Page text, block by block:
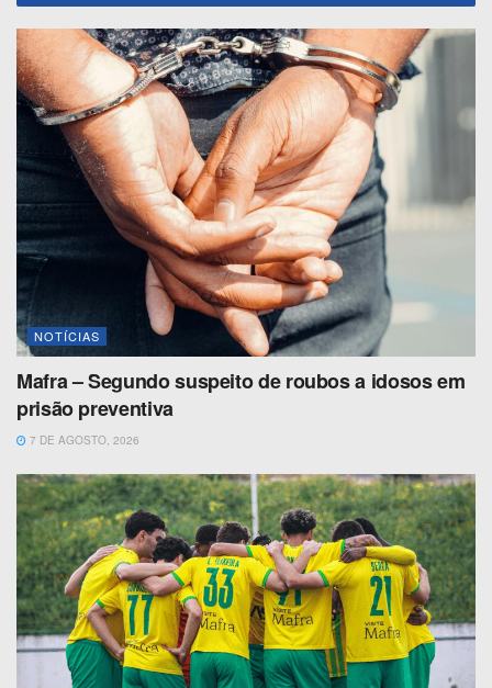
NOTÍCIAS
Mafra – Segundo suspeito de roubos a idosos em
prisão preventiva
7 DE AGOSTO, 2026